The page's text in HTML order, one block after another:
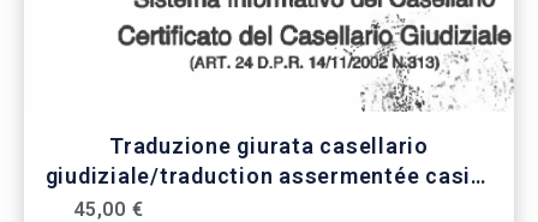
Traduzione giurata casellario
giudiziale/traduction assermentée casier
45,00 €